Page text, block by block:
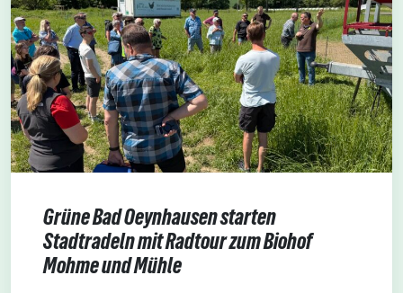
Grüne Bad Oeynhausen starten
Stadtradeln mit Radtour zum Biohof
Mohme und Mühle